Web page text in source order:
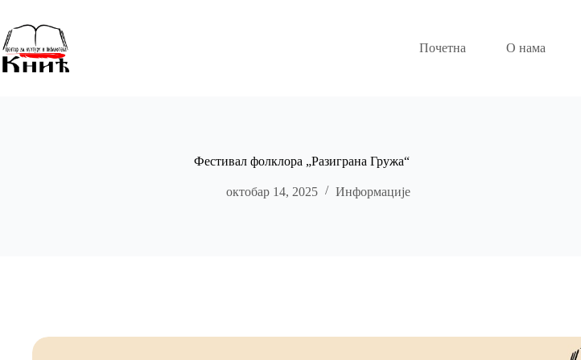
content
Почетна
О нама
Фестивал фолклора „Разиграна Гружа“
октобар 14, 2025 Информације